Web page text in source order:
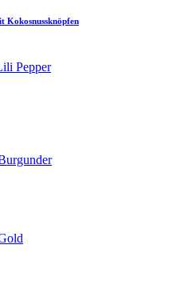
Kokosnussknöpfen